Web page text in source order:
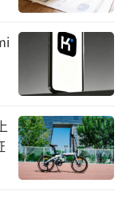
字的，因为不
（纯粮固态
固态蒸馏的，
“抗议”。8月9
发表声明，斥